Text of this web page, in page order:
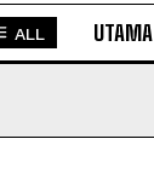
ALL UTAMA